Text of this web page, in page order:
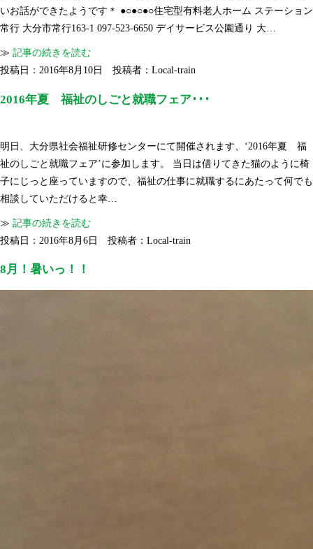
いお話ができたようです＊ ●○●○●○住宅型有料老人ホーム ステーション
常行 大分市常行163-1 097-523-6650 デイサービス公園通り 大…
≫ 記事の続きを読む
投稿日：2016年8月10日 投稿者：Local-train
2016年夏 福祉のしごと就職フェア･･･
明日、大分県社会福祉研修センターにて開催されます、‘2016年夏 福
祉のしごと就職フェア’に参加します。 当日は借りてきた猫のように椅
子にじっと座っていますので、福祉の仕事に就職するにあたって何でも
相談していただけると幸…
≫ 記事の続きを読む
投稿日：2016年8月6日 投稿者：Local-train
8月！暑いっ！！